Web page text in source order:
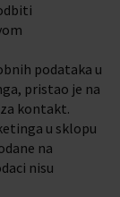
podataka u
pristao je na
kontakt.
u sklopu
na
nisu